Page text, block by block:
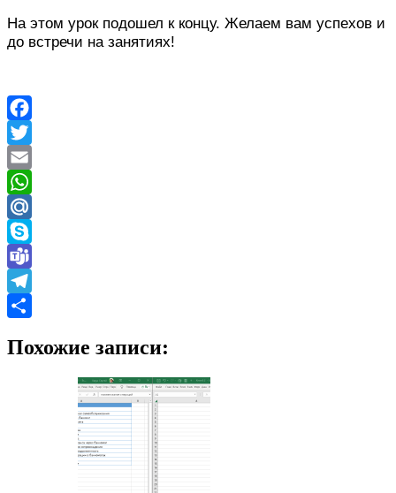
На этом урок подошел к концу. Желаем вам успехов и
до встречи на занятиях!
Facebook
Twitter
Email
WhatsApp
Mail.Ru
Skype
Teams
Telegram
Похожие записи: